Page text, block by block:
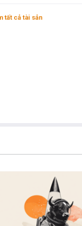
tất cả tài sản